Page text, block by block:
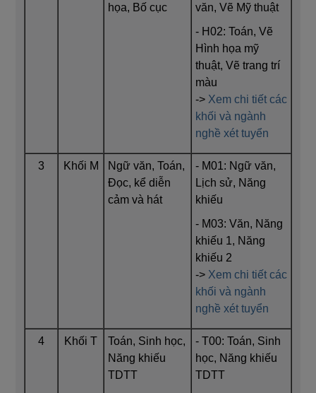
họa, Bố cục
văn, Vẽ Mỹ thuật
- H02: Toán, Vẽ
Hình họa mỹ
thuật, Vẽ trang trí
màu
-> Xem chi tiết các
khối và ngành
nghề xét tuyển
3 Khối M
Ngữ văn, Toán,
Đọc, kể diễn
cảm và hát
- M01: Ngữ văn,
Lịch sử, Năng
khiếu
- M03: Văn, Năng
khiếu 1, Năng
khiếu 2
-> Xem chi tiết các
khối và ngành
nghề xét tuyển
4 Khối T
Toán, Sinh học,
Năng khiếu
TDTT
- T00: Toán, Sinh
học, Năng khiếu
TDTT